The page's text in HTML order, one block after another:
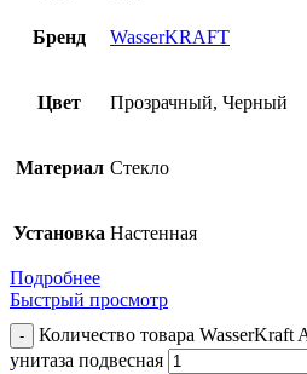
Бренд WasserKRAFT
Цвет Прозрачный, Черный
Материал Стекло
Установка Настенная
Подробнее
Быстрый просмотр
Количество товара
унитаза подвесная